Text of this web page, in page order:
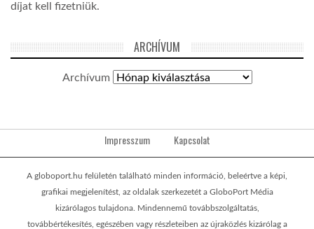
díjat kell fizetniük.
ARCHÍVUM
Archívum
Impresszum Kapcsolat
A globoport.hu felületén található minden információ, beleértve a képi,
grafikai megjelenítést, az oldalak szerkezetét a GloboPort Média
kizárólagos tulajdona. Mindennemű továbbszolgáltatás,
továbbértékesítés, egészében vagy részleteiben az újraközlés kizárólag a